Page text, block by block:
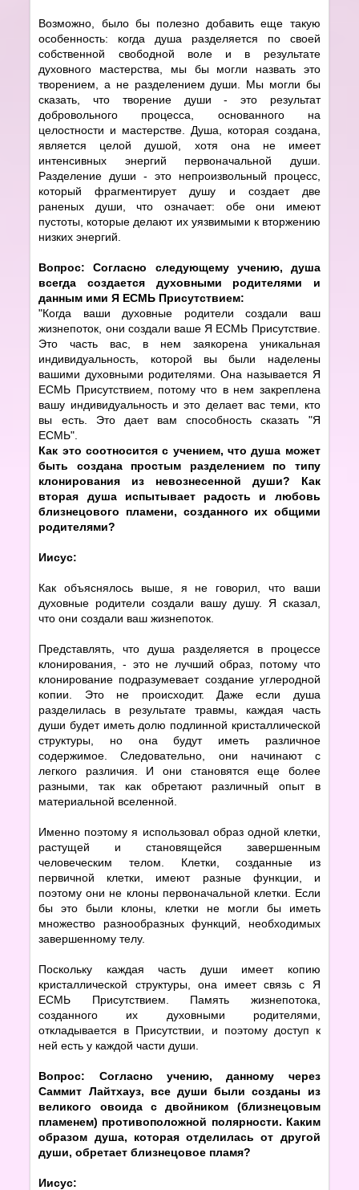
Возможно, было бы полезно добавить еще такую
особенность: когда душа разделяется по своей
собственной свободной воле и в результате
духовного мастерства, мы бы могли назвать это
творением, а не разделением души. Мы могли бы
сказать, что творение души - это результат
добровольного процесса, основанного на
целостности и мастерстве. Душа, которая создана,
является целой душой, хотя она не имеет
интенсивных энергий первоначальной души.
Разделение души - это непроизвольный процесс,
который фрагментирует душу и создает две
раненых души, что означает: обе они имеют
пустоты, которые делают их уязвимыми к вторжению
низких энергий.
Вопрос: Согласно следующему учению, душа
всегда создается духовными родителями и
данным ими Я ЕСМЬ Присутствием:
"Когда ваши духовные родители создали ваш
жизнепоток, они создали ваше Я ЕСМЬ Присутствие.
Это часть вас, в нем заякорена уникальная
индивидуальность, которой вы были наделены
вашими духовными родителями. Она называется Я
ЕСМЬ Присутствием, потому что в нем закреплена
вашу индивидуальность и это делает вас теми, кто
вы есть. Это дает вам способность сказать "Я
ЕСМЬ".
Как это соотносится с учением, что душа может
быть создана простым разделением по типу
клонирования из невознесенной души? Как
вторая душа испытывает радость и любовь
близнецового пламени, созданного их общими
родителями?
Иисус:
Как объяснялось выше, я не говорил, что ваши
духовные родители создали вашу душу. Я сказал,
что они создали ваш жизнепоток.
Представлять, что душа разделяется в процессе
клонирования, - это не лучший образ, потому что
клонирование подразумевает создание углеродной
копии. Это не происходит. Даже если душа
разделилась в результате травмы, каждая часть
души будет иметь долю подлинной кристаллической
структуры, но она будут иметь различное
содержимое. Следовательно, они начинают с
легкого различия. И они становятся еще более
разными, так как обретают различный опыт в
материальной вселенной.
Именно поэтому я использовал образ одной клетки,
растущей и становящейся завершенным
человеческим телом. Клетки, созданные из
первичной клетки, имеют разные функции, и
поэтому они не клоны первоначальной клетки. Если
бы это были клоны, клетки не могли бы иметь
множество разнообразных функций, необходимых
завершенному телу.
Поскольку каждая часть души имеет копию
кристаллической структуры, она имеет связь с Я
ЕСМЬ Присутствием. Память жизнепотока,
созданного их духовными родителями,
откладывается в Присутствии, и поэтому доступ к
ней есть у каждой части души.
Вопрос: Согласно учению, данному через
Саммит Лайтхауз, все души были созданы из
великого овоида с двойником (близнецовым
пламенем) противоположной полярности. Каким
образом душа, которая отделилась от другой
души, обретает близнецовое пламя?
Иисус: